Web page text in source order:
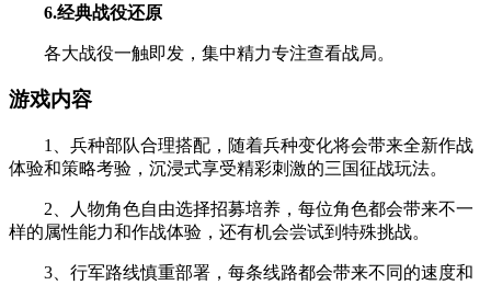
6.经典战役还原
各大战役一触即发，集中精力专注查看战局。
游戏内容
1、兵种部队合理搭配，随着兵种变化将会带来全新作战
体验和策略考验，沉浸式享受精彩刺激的三国征战玩法。
2、人物角色自由选择招募培养，每位角色都会带来不一
样的属性能力和作战体验，还有机会尝试到特殊挑战。
3、行军路线慎重部署，每条线路都会带来不同的速度和